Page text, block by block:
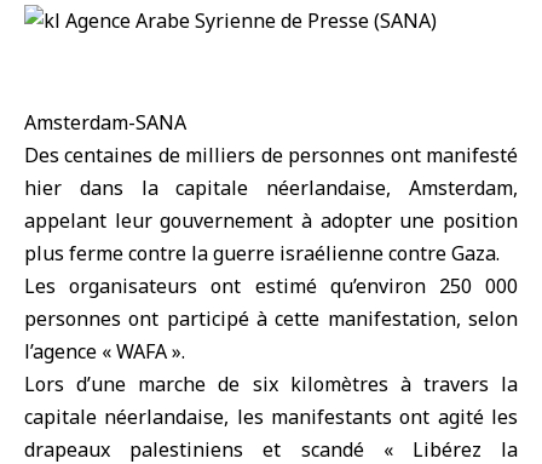
Amsterdam-SANA
Des centaines de milliers de personnes ont manifesté
hier dans la capitale néerlandaise, Amsterdam,
appelant leur gouvernement à adopter une position
plus ferme contre la guerre israélienne contreGaza.
Les organisateurs ont estimé qu’environ 250 000
personnes ont participé à cette manifestation, selon
l’agence « WAFA ».
Lors d’une marche de six kilomètres à travers la
capitale néerlandaise, les manifestants ont agité les
drapeaux palestiniens et scandé « Libérez la